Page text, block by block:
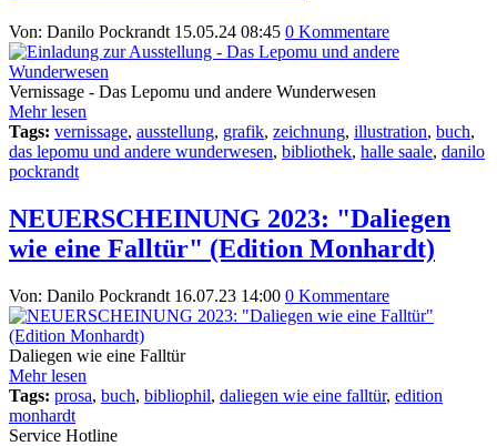
Von: Danilo Pockrandt 15.05.24 08:45 0 Kommentare
Vernissage - Das Lepomu und andere Wunderwesen
Mehr lesen
Tags: vernissage, ausstellung, grafik, zeichnung, illustration, buch,
das lepomu und andere wunderwesen, bibliothek, halle saale, danilo
pockrandt
NEUERSCHEINUNG 2023: "Daliegen
wie eine Falltür" (Edition Monhardt)
Von: Danilo Pockrandt 16.07.23 14:00 0 Kommentare
Daliegen wie eine Falltür
Mehr lesen
Tags: prosa, buch, bibliophil, daliegen wie eine falltür, edition
monhardt
Service Hotline